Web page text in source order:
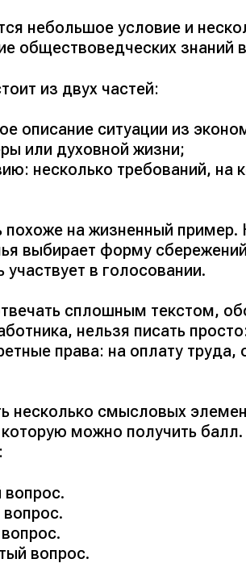
небольшое условие и
обществоведческих знаний
из двух частей:
описание ситуации из
или духовной жизни;
несколько требований, на
на жизненный
выбирает форму
в голосовании.
сплошным текстом,
нельзя писать
права: на оплату
несколько смысловых
которую можно получить
вопрос.
вопрос.